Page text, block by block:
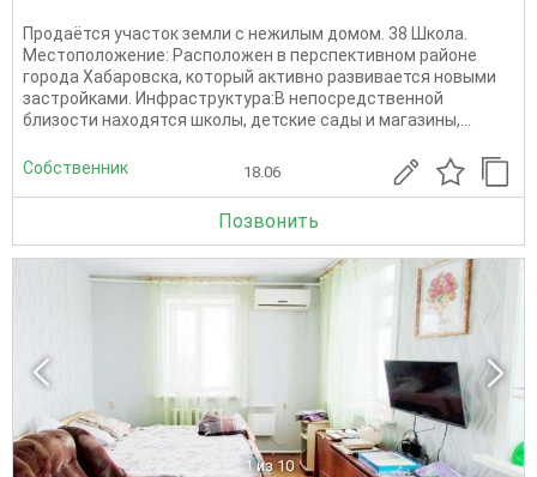
Продаётся участок земли с нежилым домом. 38 Школа.
Местоположение: Расположен в перспективном районе
города Хабаровска, который активно развивается новыми
застройками. Инфраструктура:В непосредственной
близости находятся школы, детские сады и магазины,...
Собственник 18.06
Позвонить
1 из 10